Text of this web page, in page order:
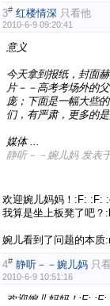
3# 红楼情深 只看他
2010-6-9 09:20:41
意义
今天拿到报纸，封面
片－－高考考场外的
庞；下面是一幅大些
们，有严肃，更多的
媒体 ...
静听－－婉儿妈 发表
欢迎婉儿妈妈！:F: :F:
我算是坐上板凳了吧？
婉儿看到了问题的本质
4# 静听－－婉儿妈 只
2010-6-9 10:51:16
欢迎婉儿妈妈！:F: